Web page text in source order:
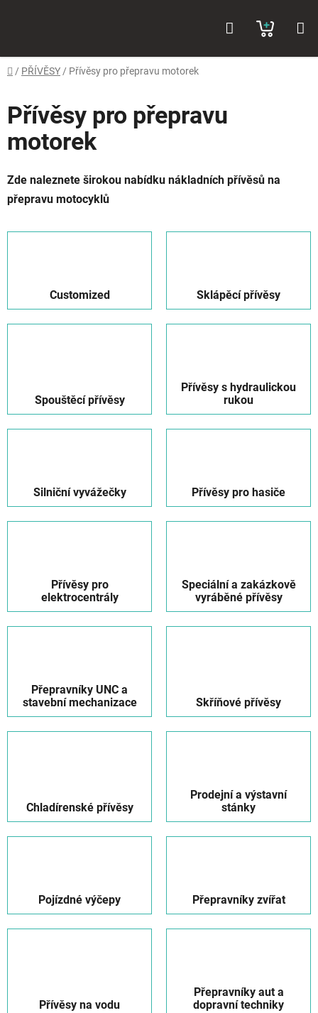
KOŠÍK
Domů
/ PŘÍVĚSY / Přívěsy pro přepravu motorek
Přívěsy pro přepravu
motorek
Zde naleznete širokou nabídku nákladních přívěsů na
přepravu motocyklů
Customized Sklápěcí přívěsy
Spouštěcí přívěsy
Přívěsy s hydraulickou
rukou
Silniční vyvážečky Přívěsy pro hasiče
Přívěsy pro
elektrocentrály
Speciální a zakázkově
vyráběné přívěsy
Přepravníky UNC a
stavební mechanizace
Skříňové přívěsy
Chladírenské přívěsy
Prodejní a výstavní
stánky
Pojízdné výčepy Přepravníky zvířat
Přívěsy na vodu
Přepravníky aut a
dopravní techniky